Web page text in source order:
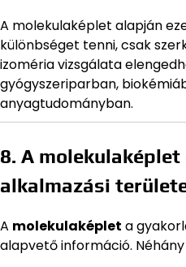
A molekulaképlet alapján
különbséget tenni, csak
izoméria vizsgálata
gyógyszeriparban,
anyagtudományban.
8. A
alkalmazási
A molekulaképlet a
alapvető információ.